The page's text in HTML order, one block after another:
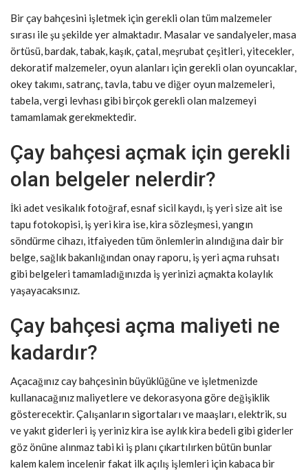
Bir çay bahçesini işletmek için gerekli olan tüm malzemeler
sırası ile şu şekilde yer almaktadır. Masalar ve sandalyeler, masa
örtüsü, bardak, tabak, kaşık, çatal, meşrubat çeşitleri, yitecekler,
dekoratif malzemeler, oyun alanları için gerekli olan oyuncaklar,
okey takımı, satranç, tavla, tabu ve diğer oyun malzemeleri,
tabela, vergi levhası gibi birçok gerekli olan malzemeyi
tamamlamak gerekmektedir.
Çay bahçesi açmak için gerekli
olan belgeler nelerdir?
İki adet vesikalık fotoğraf, esnaf sicil kaydı, iş yeri size ait ise
tapu fotokopisi, iş yeri kira ise, kira sözleşmesi, yangın
söndürme cihazı, itfaiyeden tüm önlemlerin alındığına dair bir
belge, sağlık bakanlığından onay raporu, iş yeri açma ruhsatı
gibi belgeleri tamamladığınızda iş yerinizi açmakta kolaylık
yaşayacaksınız.
Çay bahçesi açma maliyeti ne
kadardır?
Açacağınız cay bahçesinin büyüklüğüne ve işletmenizde
kullanacağınız maliyetlere ve dekorasyona göre değişiklik
gösterecektir. Çalışanların sigortaları ve maaşları, elektrik, su
ve yakıt giderleri iş yeriniz kira ise aylık kira bedeli gibi giderler
göz önüne alınmaz tabi ki iş planı çıkartılırken bütün bunlar
kalem kalem incelenir fakat ilk açılış işlemleri için kabaca bir